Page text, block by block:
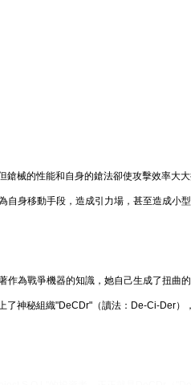
械的性能和自身的鎗法卻使攻擊效率大大
身移動手段，造成引力場，甚至造成小
為戰爭機器的知識，她自己生成了扭曲的
神秘組織"DeCDr"（讀法：De-Ci-Der）